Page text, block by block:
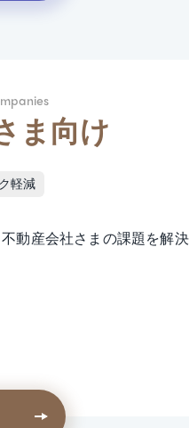
ま向け
軽減
動産会社さまの課題を解